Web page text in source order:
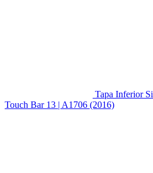
Tapa Inferior
Touch Bar 13 | A1706 (2016)